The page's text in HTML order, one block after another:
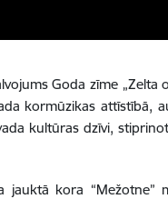
Goda zīme
kormūzikas attīstībā,
kultūras dzīvi,
kora “Mežotne”